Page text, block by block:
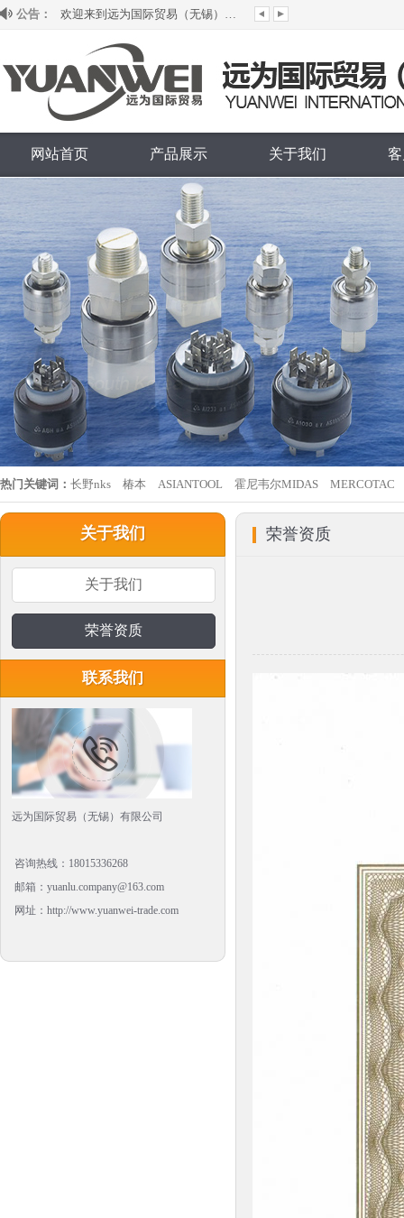
公告：
网站首页 产品展示 关于我们
热门关键词： 长野nks 椿本 ASIANTOOL 霍尼韦尔MIDAS MERCOTAC
关于我们
关于我们
荣誉资质
联系我们
远为国际贸易（无锡）有限公司
咨询热线：18015336268
邮箱：yuanlu.company@163.com
网址：http://www.yuanwei-trade.com
荣誉资质